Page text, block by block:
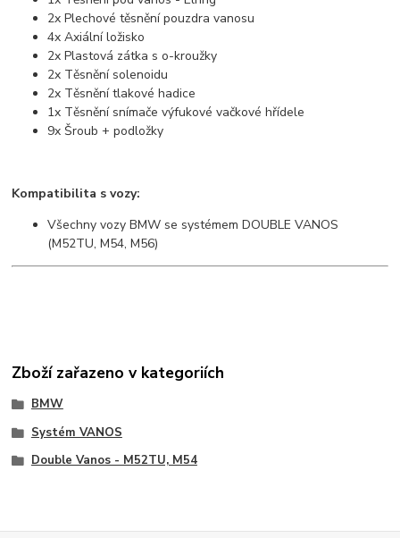
2x Plechové těsnění pouzdra vanosu
4x Axiální ložisko
2x Plastová zátka s o-kroužky
2x Těsnění solenoidu
2x Těsnění tlakové hadice
1x Těsnění snímače výfukové vačkové hřídele
9x Šroub + podložky
Kompatibilita s vozy:
Všechny vozy BMW se systémem DOUBLE VANOS
(M52TU, M54, M56)
Zboží zařazeno v kategoriích
BMW
Systém VANOS
Double Vanos - M52TU, M54